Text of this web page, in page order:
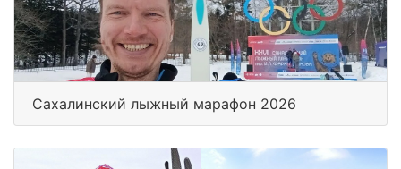
Сахалинский лыжный марафон 2026